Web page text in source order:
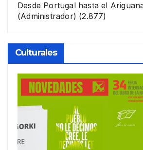
Desde Portugal hasta el
(Administrador) (2.877)
Culturales